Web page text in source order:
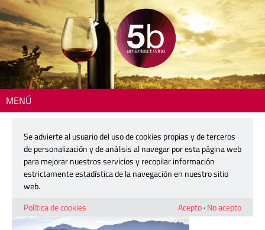
MENÚ
190911-emporda4
11 septiembre, 2019
Se advierte al usuario del uso de cookies propias y de terceros
de personalización y de análisis al navegar por esta página web
para mejorar nuestros servicios y recopilar información
estrictamente estadística de la navegación en nuestro sitio
web.
Política de cookies
Acepto· No acepto